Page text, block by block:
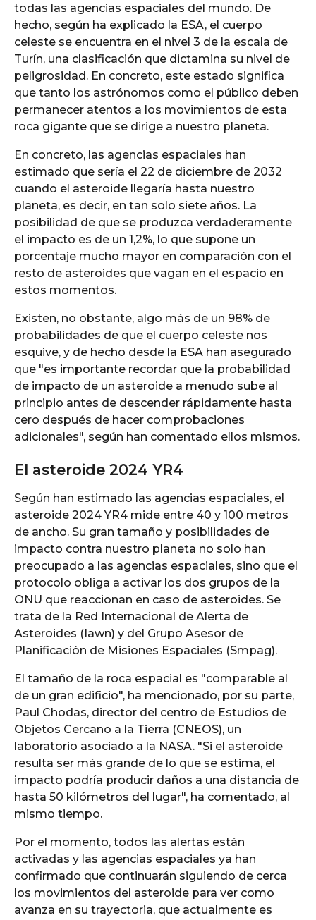
todas las agencias espaciales del mundo. De
hecho, según ha explicado la ESA, el cuerpo
celeste se encuentra en el nivel 3 de la escala de
Turín, una clasificación que dictamina su nivel de
peligrosidad. En concreto, este estado significa
que tanto los astrónomos como el público deben
permanecer atentos a los movimientos de esta
roca gigante que se dirige a nuestro planeta.
En concreto, las agencias espaciales han
estimado que sería el 22 de diciembre de 2032
cuando el asteroide llegaría hasta nuestro
planeta, es decir, en tan solo siete años. La
posibilidad de que se produzca verdaderamente
el impacto es de un 1,2%, lo que supone un
porcentaje mucho mayor en comparación con el
resto de asteroides que vagan en el espacio en
estos momentos.
Existen, no obstante, algo más de un 98% de
probabilidades de que el cuerpo celeste nos
esquive, y de hecho desde la ESA han asegurado
que "es importante recordar que la probabilidad
de impacto de un asteroide a menudo sube al
principio antes de descender rápidamente hasta
cero después de hacer comprobaciones
adicionales", según han comentado ellos mismos.
El asteroide 2024 YR4
Según han estimado las agencias espaciales, el
asteroide 2024 YR4 mide entre 40 y 100 metros
de ancho. Su gran tamaño y posibilidades de
impacto contra nuestro planeta no solo han
preocupado a las agencias espaciales, sino que el
protocolo obliga a activar los dos grupos de la
ONU que reaccionan en caso de asteroides. Se
trata de la Red Internacional de Alerta de
Asteroides (Iawn) y del Grupo Asesor de
Planificación de Misiones Espaciales (Smpag).
El tamaño de la roca espacial es "comparable al
de un gran edificio", ha mencionado, por su parte,
Paul Chodas, director del centro de Estudios de
Objetos Cercano a la Tierra (CNEOS), un
laboratorio asociado a la NASA. "Si el asteroide
resulta ser más grande de lo que se estima, el
impacto podría producir daños a una distancia de
hasta 50 kilómetros del lugar", ha comentado, al
mismo tiempo.
Por el momento, todos las alertas están
activadas y las agencias espaciales ya han
confirmado que continuarán siguiendo de cerca
los movimientos del asteroide para ver como
avanza en su trayectoria, que actualmente es